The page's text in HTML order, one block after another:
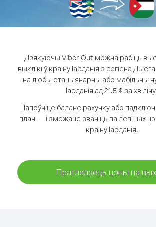
Дзякуючы Viber Out можна рабіць
выклікі ў краіну Іарданія з рэгіёна
на любы стацыянарны або мабільны
Іарданія ад 21.5 ¢ за
Папоўніце баланс рахунку або
план — і зможаце званіць па лепшых
краіну Іарданія.
Прагледзець цэны на